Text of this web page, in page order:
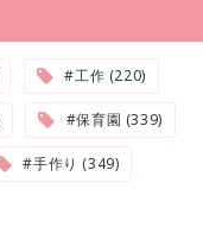
#工作 (220)
#保育園 (339)
#手作り (349)